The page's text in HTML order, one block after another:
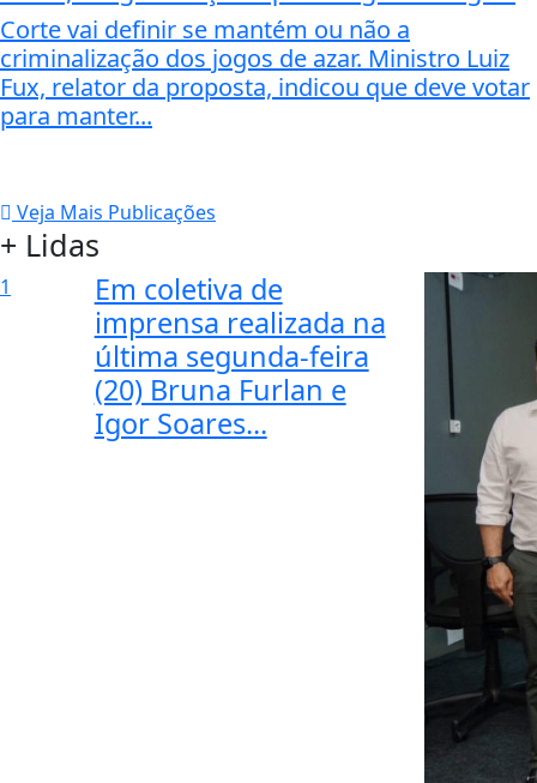
Corte vai definir se mantém ou não a
criminalização dos jogos de azar. Ministro Luiz
Fux, relator da proposta, indicou que deve votar
para manter...
Veja Mais Publicações
+ Lidas
1
Em coletiva de
imprensa realizada na
última segunda-feira
(20) Bruna Furlan e
Igor Soares...